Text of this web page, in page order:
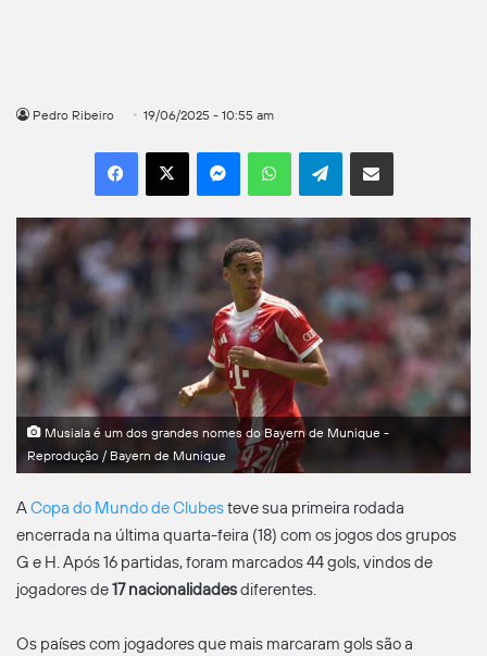
Pedro Ribeiro 19/06/2025 - 10:55 am
Facebook
X MessengerWhatsAppTelegramCompartilhar por e-mail
Musiala é um dos grandes nomes do Bayern de Munique -
Reprodução / Bayern de Munique
ACopa do Mundo de Clubesteve sua primeira rodada
encerrada na última quarta-feira (18) com os jogos dos grupos
G e H. Após 16 partidas, foram marcados 44 gols, vindos de
jogadores de17 nacionalidadesdiferentes.
Os países com jogadores que mais marcaram gols são a